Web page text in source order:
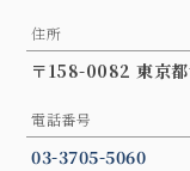
住所
〒158-0082 東京
電話番号
03-3705-5060